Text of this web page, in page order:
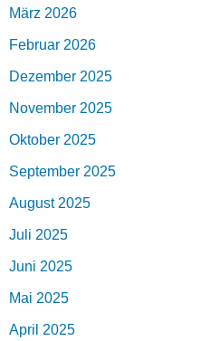
März 2026
Februar 2026
Dezember 2025
November 2025
Oktober 2025
September 2025
August 2025
Juli 2025
Juni 2025
Mai 2025
April 2025